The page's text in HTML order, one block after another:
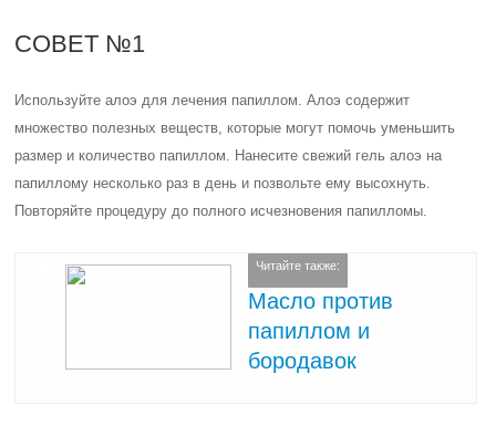
СОВЕТ №1
Используйте алоэ для лечения папиллом. Алоэ содержит
множество полезных веществ, которые могут помочь уменьшить
размер и количество папиллом. Нанесите свежий гель алоэ на
папиллому несколько раз в день и позвольте ему высохнуть.
Повторяйте процедуру до полного исчезновения папилломы.
Читайте также:
Масло против
папиллом и
бородавок